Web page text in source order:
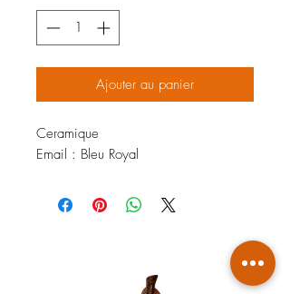
Ajouter au panier
Ceramique
Email : Bleu Royal